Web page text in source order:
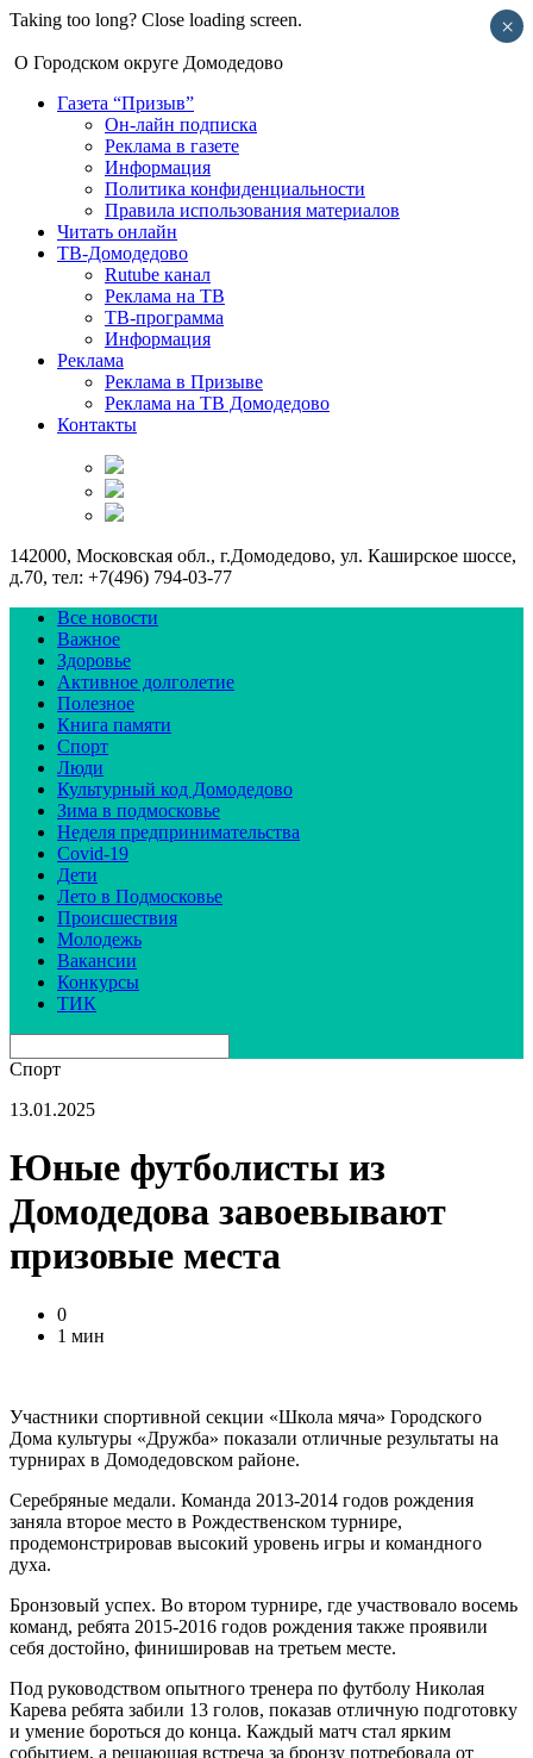
Taking too long? Close loading screen.
О Городском округе Домодедово
Газета “Призыв”
Он-лайн подписка
Реклама в газете
Информация
Политика конфиденциальности
Правила использования материалов
Читать онлайн
ТВ-Домодедово
Rutube канал
Реклама на ТВ
ТВ-программа
Информация
Реклама
Реклама в Призыве
Реклама на ТВ Домодедово
Контакты
142000, Московская обл., г.Домодедово, ул. Каширское шоссе,
д.70, тел: +7(496) 794-03-77
Все новости
Важное
Здоровье
Активное долголетие
Полезное
Книга памяти
Спорт
Люди
Культурный код Домодедово
Зима в подмосковье
Неделя предпринимательства
Covid-19
Дети
Лето в Подмосковье
Происшествия
Молодежь
Вакансии
Конкурсы
ТИК
Спорт
13.01.2025
Юные футболисты из
Домодедова завоевывают
призовые места
0
1 мин
Участники спортивной секции «Школа мяча» Городского
Дома культуры «Дружба» показали отличные результаты на
турнирах в Домодедовском районе.
Серебряные медали. Команда 2013-2014 годов рождения
заняла второе место в Рождественском турнире,
продемонстрировав высокий уровень игры и командного
духа.
Бронзовый успех. Во втором турнире, где участвовало восемь
команд, ребята 2015-2016 годов рождения также проявили
себя достойно, финишировав на третьем месте.
Под руководством опытного тренера по футболу Николая
Карева ребята забили 13 голов, показав отличную подготовку
и умение бороться до конца. Каждый матч стал ярким
событием, а решающая встреча за бронзу потребовала от
×